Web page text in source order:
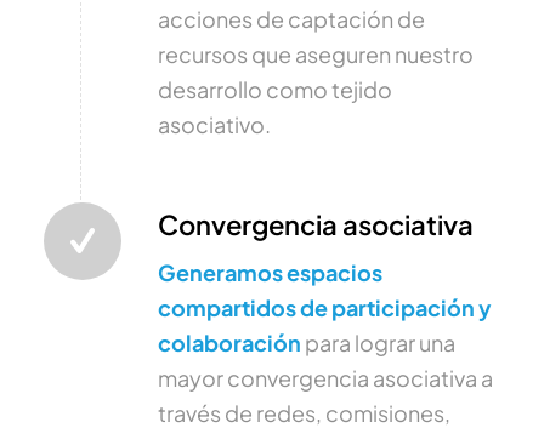
acciones de captación de
recursos que aseguren nuestro
desarrollo como tejido
asociativo.
Convergencia asociativa
Generamos espacios
compartidos de participación y
colaboración para lograr una
mayor convergencia asociativa a
través de redes, comisiones,